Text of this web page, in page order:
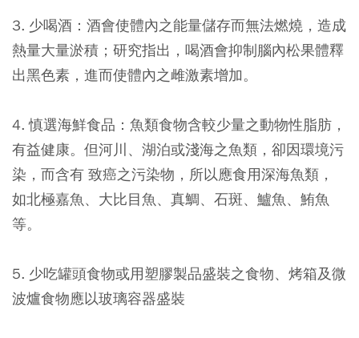
3. 少喝酒：酒會使體內之能量儲存而無法燃燒，造成
熱量大量淤積；研究指出，喝酒會抑制腦內松果體釋
出黑色素，進而使體內之雌激素增加。
4. 慎選海鮮食品：魚類食物含較少量之動物性脂肪，
有益健康。但河川、湖泊或淺海之魚類，卻因環境污
染，而含有 致癌之污染物，所以應食用深海魚類，
如北極嘉魚、大比目魚、真鯛、石斑、鱸魚、鮪魚
等。
5. 少吃罐頭食物或用塑膠製品盛裝之食物、烤箱及微
波爐食物應以玻璃容器盛裝